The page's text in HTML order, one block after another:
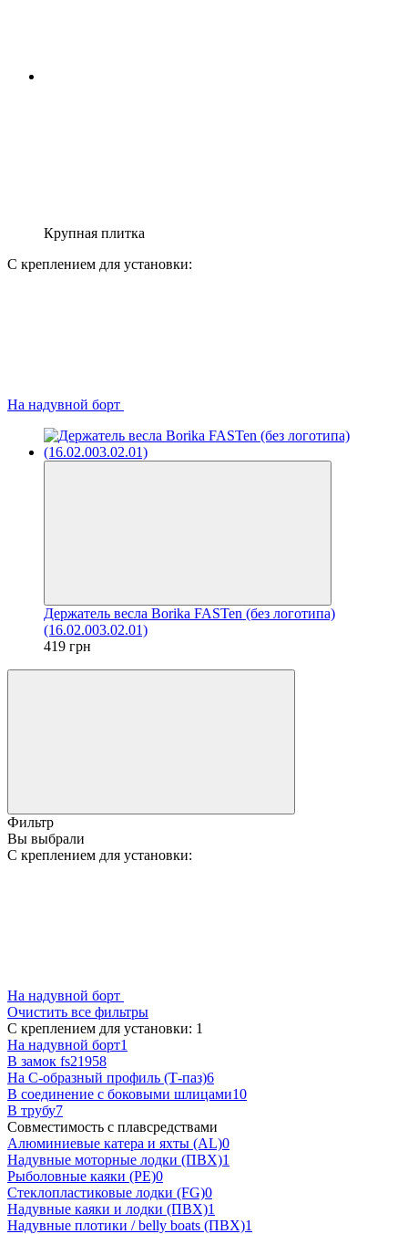
Крупная плитка
С креплением для установки:
На надувной борт
Держатель весла Borika FASTen (без логотипа)
(16.02.003.02.01)
419 грн
Фильтр
Вы выбрали
С креплением для установки:
На надувной борт
Очистить все фильтры
С креплением для установки: 1
На надувной борт1
В замок fs21958
На С-образный профиль (Т-паз)6
В соединение с боковыми шлицами10
В трубу7
Совместимость с плавсредствами
Алюминиевые катера и яхты (AL)0
Надувные моторные лодки (ПВХ)1
Рыболовные каяки (PE)0
Стеклопластиковые лодки (FG)0
Надувные каяки и лодки (ПВХ)1
Надувные плотики / belly boats (ПВХ)1